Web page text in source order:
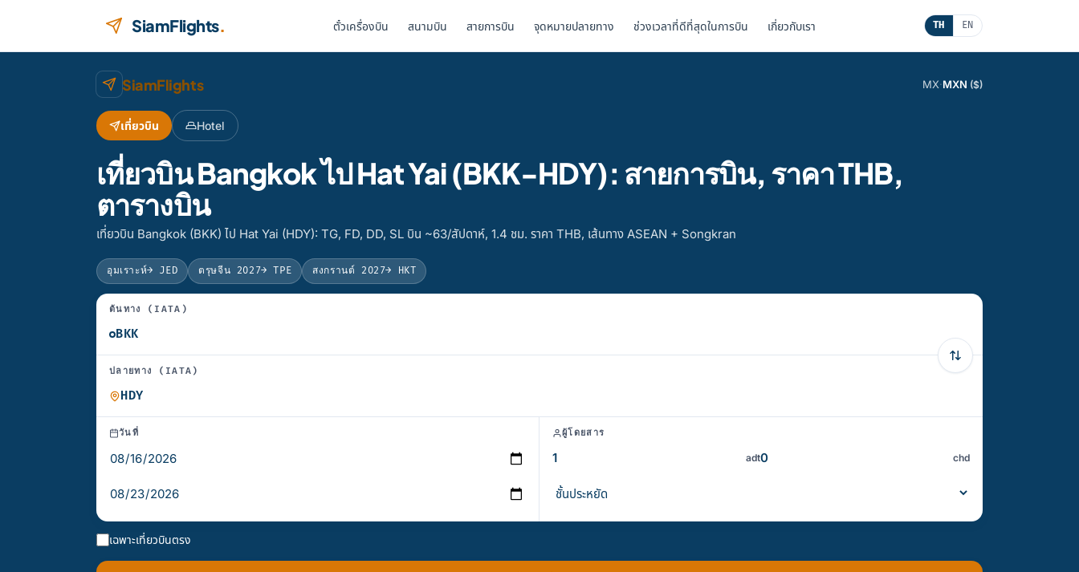
SiamFlights. ตั๋วเครื่องบิน สนามบิน สายการบิน จุดหมายปลายทาง ช่วงเวลาที่ดีที่สุดในการบิน เกี่ยวกับเรา TH EN
SiamFlights MX·MXN ($)
เที่ยวบิน Hotel
เที่ยวบิน Bangkok ไป Hat Yai (BKK-HDY): สายการบิน, ราคา THB,
ตารางบิน
เที่ยวบิน Bangkok (BKK) ไป Hat Yai (HDY): TG, FD, DD, SL บิน ~63/สัปดาห์, 1.4 ชม. ราคา THB, เส้นทาง ASEAN + Songkran
อุมเราะห์→ JED ตรุษจีน 2027→ TPE สงกรานต์ 2027→ HKT
ต้นทาง (IATA)
ปลายทาง (IATA)
วันที่ ผู้โดยสาร
adt chd
เฉพาะเที่ยวบินตรง